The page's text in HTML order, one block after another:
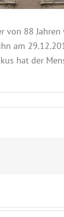
88
am
hat der